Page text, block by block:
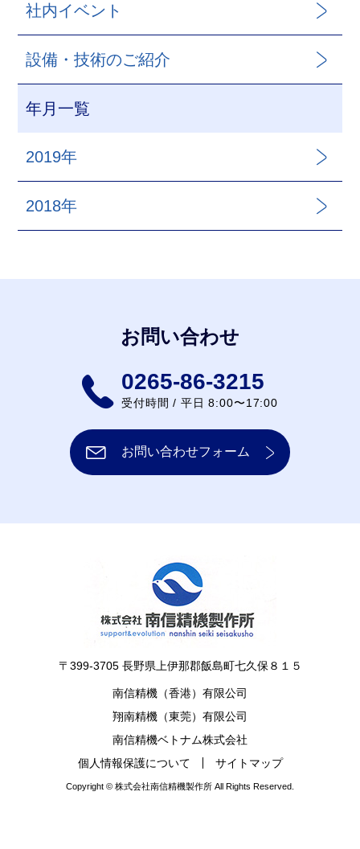
社内イベント
設備・技術のご紹介
年月一覧
2019年
2018年
お問い合わせ
0265-86-3215
受付時間 / 平日 8:00〜17:00
お問い合わせフォーム
〒399-3705 長野県上伊那郡飯島町七久保８１５
南信精機（香港）有限公司
翔南精機（東莞）有限公司
南信精機ベトナム株式会社
個人情報保護について
サイトマップ
Copyright © 株式会社南信精機製作所 All Rights Reserved.